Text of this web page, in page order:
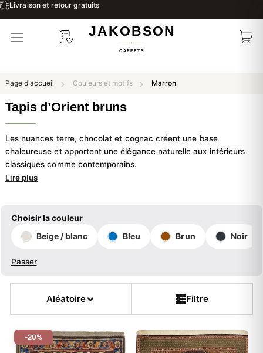
Livraison et retour gratuits
Page d'accueil Couleurs et motifs Marron
Tapis d’Orient bruns
Les nuances terre, chocolat et cognac créent une base
chaleureuse et apportent une élégance naturelle aux intérieurs
classiques comme contemporains.
Lire plus
Couleur
Choisir la couleur
Beige / blanc
Bleu Brun Noir
Passer
Aléatoire Filtre
-20%